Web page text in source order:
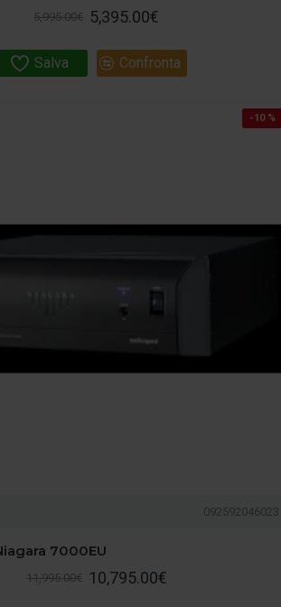
5,395.00€
5,995.00€
Salva Confronta
-10 %
092592046023
7000EU
10,795.00€
11,995.00€